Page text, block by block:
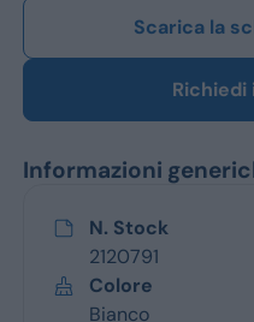
Scarica la
Informazioni
N. Stock
2120791
Colore
Bianco